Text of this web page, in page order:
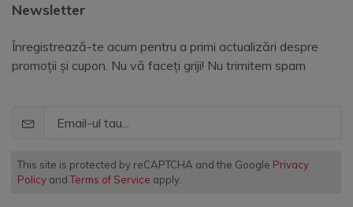
Newsletter
Înregistrează-te acum pentru a primi actualizări despre
promoții și cupon. Nu vă faceți griji! Nu trimitem spam
This site is protected by reCAPTCHA and the Google Privacy
Policy andTerms of Service apply.